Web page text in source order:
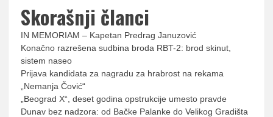
Skorašnji članci
IN MEMORIAM – Kapetan Predrag Januzović
Konačno razrešena sudbina broda RBT-2: brod skinut,
sistem naseo
Prijava kandidata za nagradu za hrabrost na rekama
„Nemanja Čović“
„Beograd X“, deset godina opstrukcije umesto pravde
Dunav bez nadzora: od Bačke Palanke do Velikog Gradišta